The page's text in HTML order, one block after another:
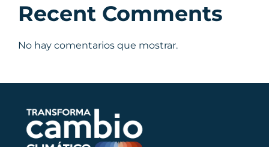
Recent Comments
No hay comentarios que mostrar.